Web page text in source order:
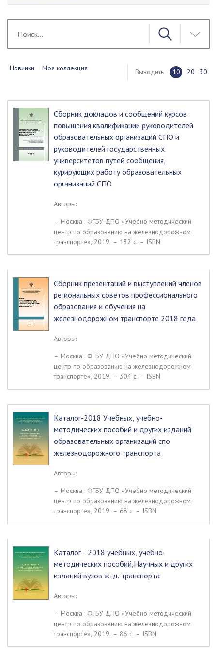
Новинки Моя коллекция Выводить 10 20 30
Сборник докладов и сообщений курсов
повышения квалификации руководителей
образовательных организаций СПО и
руководителей государственных
университетов путей сообщения,
курирующих работу образовательных
организаций СПО
Авторы:
– Москва : ФГБУ ДПО «Учебно методический
центр по образованию на железнодорожном
транспорте», 2019. – 132 c. – ISBN
Сборник презентаций и выступлений членов
региональных советов профессионального
образования и обучения на
железнодорожном транспорте 2018 года
Авторы:
– Москва : ФГБУ ДПО «Учебно методический
центр по образованию на железнодорожном
транспорте», 2019. – 304 c. – ISBN
Каталог-2018 Учебных, учебно-
методических пособий и других изданий
образовательных организаций спо
железнодорожного транспорта
Авторы:
– Москва : ФГБУ ДПО «Учебно методический
центр по образованию на железнодорожном
транспорте», 2019. – 68 c. – ISBN
Каталог - 2018 учебных, учебно-
методических пособий,Научных и других
изданий вузов ж.-д. транспорта
Авторы:
– Москва : ФГБУ ДПО «Учебно методический
центр по образованию на железнодорожном
транспорте», 2019. – 86 c. – ISBN